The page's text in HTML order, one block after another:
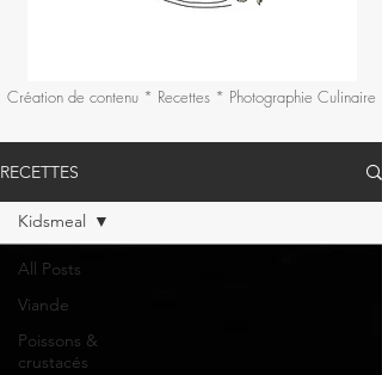
Création de contenu * Recettes * Photographie Culinaire
RECETTES
All Posts
Viande
Poissons &
crustacés
Kidsmeal